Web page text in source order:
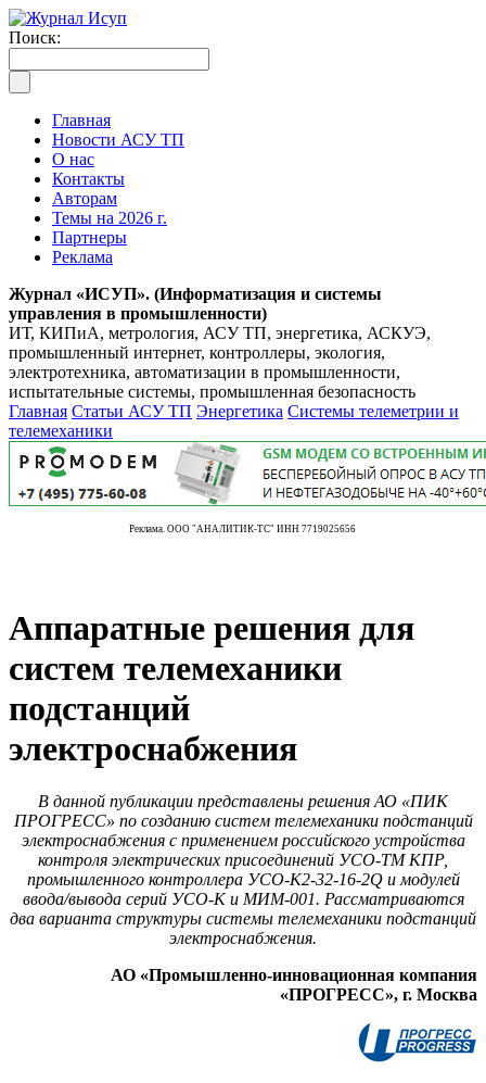
Поиск:
Главная
Новости АСУ ТП
О нас
Контакты
Авторам
Темы на 2026 г.
Партнеры
Реклама
Журнал «ИСУП». (Информатизация и системы
управления в промышленности)
ИТ, КИПиА, метрология, АСУ ТП, энергетика, АСКУЭ,
промышленный интернет, контроллеры, экология,
электротехника, автоматизации в промышленности,
испытательные системы, промышленная безопасность
Главная Статьи АСУ ТП Энергетика Системы телеметрии и
телемеханики
Реклама. ООО "АНАЛИТИК-ТС" ИНН 7719025656
Аппаратные решения для
систем телемеханики
подстанций
электроснабжения
В данной публикации представлены решения АО «ПИК
ПРОГРЕСС» по созданию систем телемеханики подстанций
электроснабжения с применением российского устройства
контроля электрических присоединений УСО-ТМ КПР,
промышленного контроллера УСО-К2-32-16-2Q и модулей
ввода/вывода серий УСО-К и МИМ‑001. Рассматриваются
два варианта структуры системы телемеханики подстанций
электроснабжения.
АО «Промышленно-инновационная компания
«ПРОГРЕСС», г. Москва